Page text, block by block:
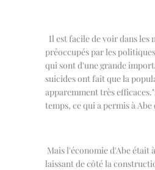
Il est facile de voir dans les
préoccupés par les
qui sont d'une grande
suicides ont fait que la
apparemment très efficaces."
temps, ce qui a permis à
Mais l'économie d'Abe
laissant de côté la